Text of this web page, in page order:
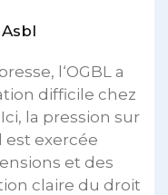
l‘OGBL a
difficile chez
la pression sur
exercée
et des
claire du droit